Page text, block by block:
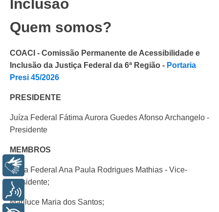
Inclusão
Quem somos?
COACI - Comissão Permanente de Acessibilidade e
Inclusão da Justiça Federal da 6ª Região - Portaria
Presi 45/2026
PRESIDENTE
Juíza Federal Fátima Aurora Guedes Afonso Archangelo -
Presidente
MEMBROS
Juíza Federal Ana Paula Rodrigues Mathias - Vice-
Presidente;
Mariluce Maria dos Santos;
Libras